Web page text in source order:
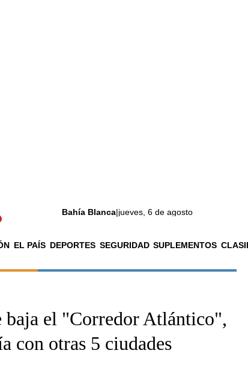
Bahía Blanca|jueves, 6 de agosto
EL PAÍS DEPORTES SEGURIDAD SUPLEMENTOS
La ciudad
El país
Seguridad
baja el "Corredor Atlántico",
con otras 5 ciudades